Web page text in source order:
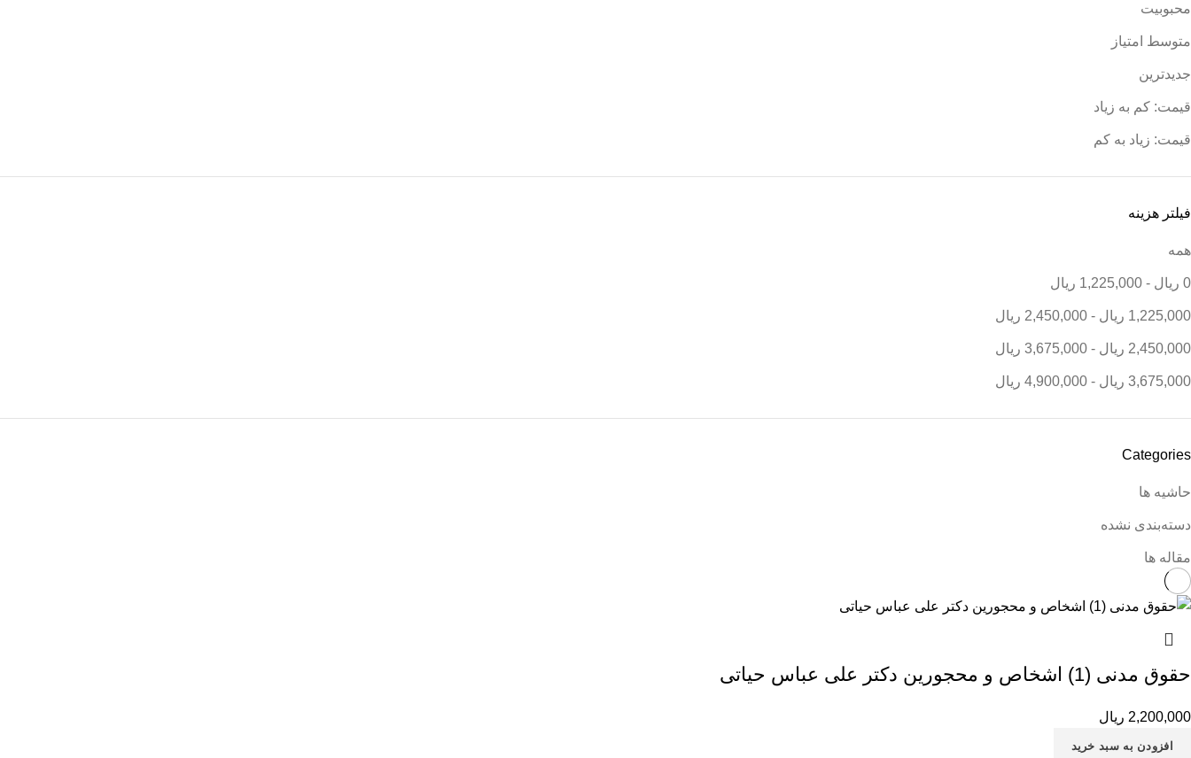
محبوبیت
متوسط امتیاز
جدیدترین
قیمت: کم به زیاد
قیمت: زیاد به کم
فیلتر هزینه
همه
0 ریال -
1,225,000 ریال
1,225,000 ریال -
2,450,000 ریال
2,450,000 ریال -
3,675,000 ریال
3,675,000 ریال -
4,900,000 ریال
Categories
حاشیه ها
دسته‌بندی نشده
مقاله ها
حقوق مدنی (1) اشخاص و محجورین دکتر علی عباس حیاتی
2,200,000 ریال
افزودن به سبد خرید